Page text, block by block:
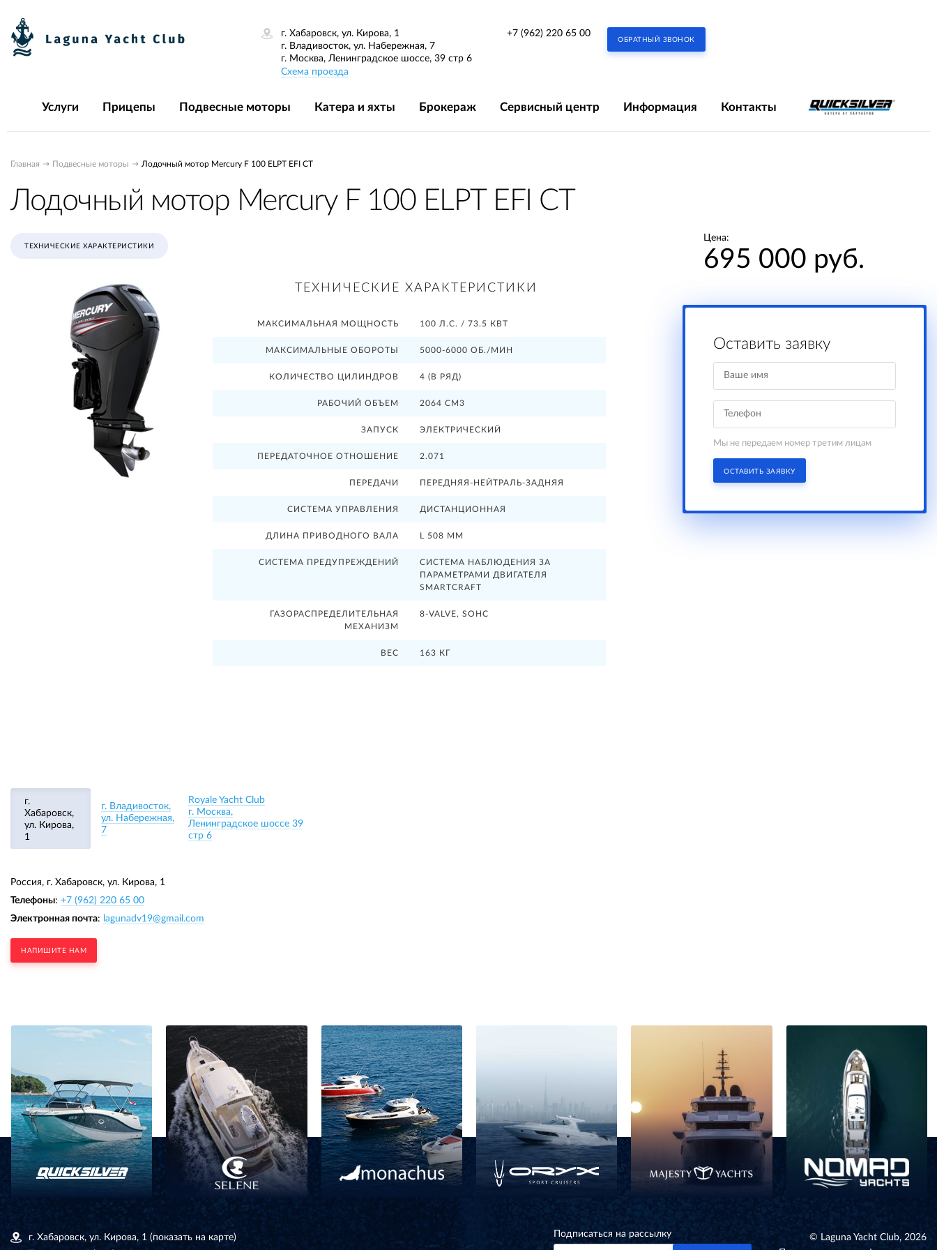
г. Хабаровск, ул. Кирова, 1
г. Владивосток, ул. Набережная, 7
г. Москва, Ленинградское шоссе, 39 стр 6
Схема проезда
+7 (962) 220 65 00
ОБРАТНЫЙ ЗВОНОК
Услуги Прицепы Подвесные моторы Катера и яхты Брокераж Сервисный центр Информация Контакты
Главная Подвесные моторы Лодочный мотор Mercury F 100 ELPT EFI CT
Лодочный мотор Mercury F 100 ELPT EFI CT
ТЕХНИЧЕСКИЕ ХАРАКТЕРИСТИКИ
ТЕХНИЧЕСКИЕ ХАРАКТЕРИСТИКИ
МАКСИМАЛЬНАЯ МОЩНОСТЬ 100 Л.С. / 73.5 КВТ
МАКСИМАЛЬНЫЕ ОБОРОТЫ 5000-6000 ОБ./МИН
КОЛИЧЕСТВО ЦИЛИНДРОВ 4 (В РЯД)
РАБОЧИЙ ОБЪЕМ 2064 СМ3
ЗАПУСК ЭЛЕКТРИЧЕСКИЙ
ПЕРЕДАТОЧНОЕ ОТНОШЕНИЕ 2.071
ПЕРЕДАЧИ ПЕРЕДНЯЯ-НЕЙТРАЛЬ-ЗАДНЯЯ
СИСТЕМА УПРАВЛЕНИЯ ДИСТАНЦИОННАЯ
ДЛИНА ПРИВОДНОГО ВАЛА L 508 ММ
СИСТЕМА ПРЕДУПРЕЖДЕНИЙ
СИСТЕМА НАБЛЮДЕНИЯ ЗА
ПАРАМЕТРАМИ ДВИГАТЕЛЯ
SMARTCRAFT
ГАЗОРАСПРЕДЕЛИТЕЛЬНАЯ
МЕХАНИЗМ
8-VALVE, SOHC
ВЕС 163 КГ
Цена:
695 000 руб.
Оставить заявку
Мы не передаем номер третим лицам
ОСТАВИТЬ ЗАЯВКУ
г.
Хабаровск,
ул. Кирова,
1
г. Владивосток,
ул. Набережная,
7
Royale Yacht Club
г. Москва,
Ленинградское шоссе 39
стр 6
Россия, г. Хабаровск, ул. Кирова, 1
Телефоны: +7 (962) 220 65 00
Электронная почта: lagunadv19@gmail.com
НАПИШИТЕ НАМ
г. Хабаровск, ул. Кирова, 1 (показать на карте)
Подписаться на рассылку
© Laguna Yacht Club, 2026